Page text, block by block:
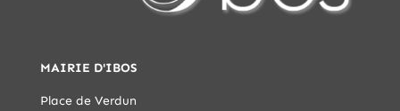
MAIRIE D'IBOS
Place de Verdun